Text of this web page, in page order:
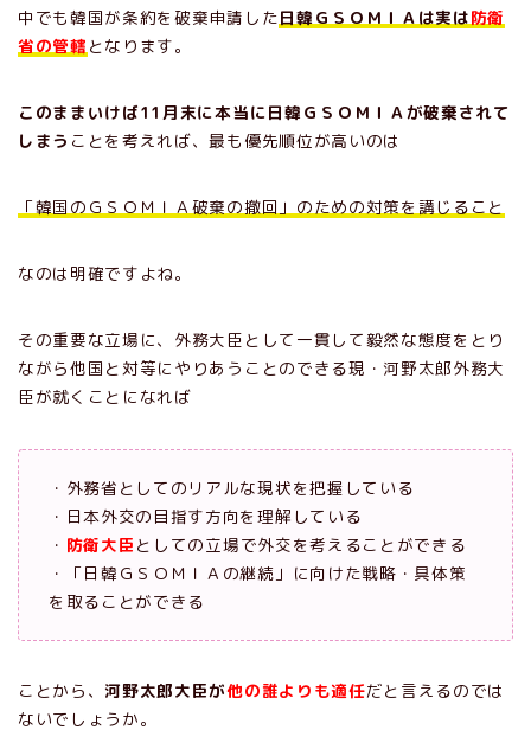
中でも韓国が条約を破棄申請した日韓ＧＳＯＭＩＡは実は防衛
省の管轄 となります。
このままいけば11月末に本当に日韓ＧＳＯＭＩＡが破棄されて
しまう ことを考えれば、最も優先順位が高いのは
「韓国のＧＳＯＭＩＡ破棄の撤回」のための対策を講じること
なのは明確ですよね。
その重要な立場に、外務大臣として一貫して毅然な態度をとり
ながら他国と対等にやりあうことのできる現・河野太郎外務大
臣が就くことになれば
・外務省としてのリアルな現状を把握している
・日本外交の目指す方向を理解している
・ 防衛大臣 としての立場で外交を考えることができる
・「日韓ＧＳＯＭＩＡの継続」に向けた戦略・具体策
を取ることができる
ことから、 河野太郎大臣が他の誰よりも適任だと言えるのでは
ないでしょうか。